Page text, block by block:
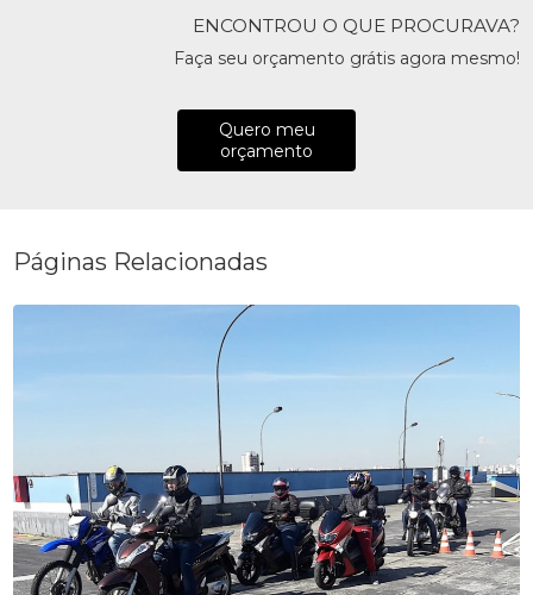
ENCONTROU O QUE PROCURAVA?
Faça seu orçamento grátis agora mesmo!
Quero meu
orçamento
Páginas Relacionadas